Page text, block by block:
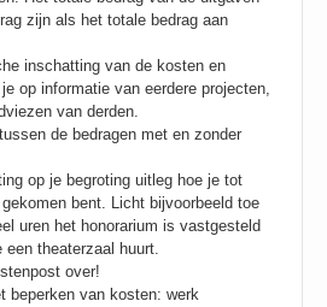
zijn als het totale bedrag aan
inschatting van de kosten en
op informatie van eerdere projecten,
van derden.
de bedragen met en zonder
op je begroting uitleg hoe je tot
gekomen bent. Licht bijvoorbeeld toe
uren het honorarium is vastgesteld
een theaterzaal huurt.
over!
beperken van kosten: werk